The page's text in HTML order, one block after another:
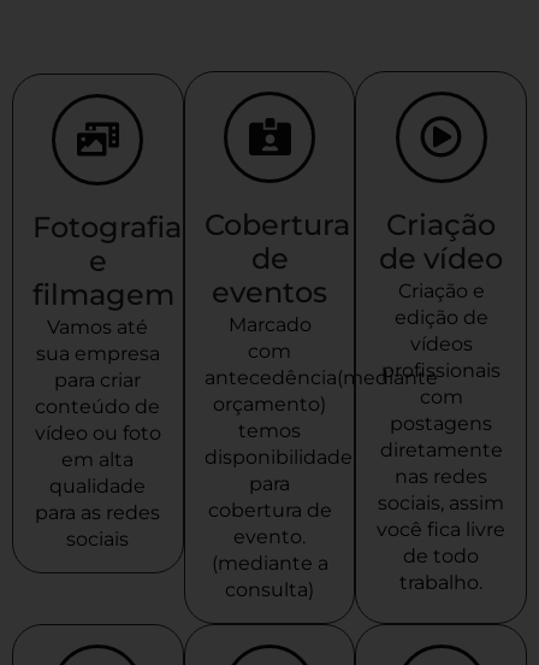
Fotografia
e
filmagem
Vamos até
sua empresa
para criar
conteúdo de
vídeo ou foto
em alta
qualidade
para as redes
sociais
Cobertura
de
eventos
Marcado
com
antecedência(mediante
orçamento)
temos
disponibilidade
para
cobertura de
evento.
(mediante a
consulta)
Criação
de vídeo
Criação e
edição de
vídeos
profissionais
com
postagens
diretamente
nas redes
sociais, assim
você fica livre
de todo
trabalho.